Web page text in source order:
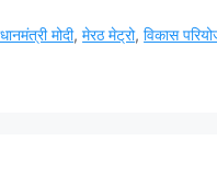
मोदी,मेरठ मेट्रो,विकास